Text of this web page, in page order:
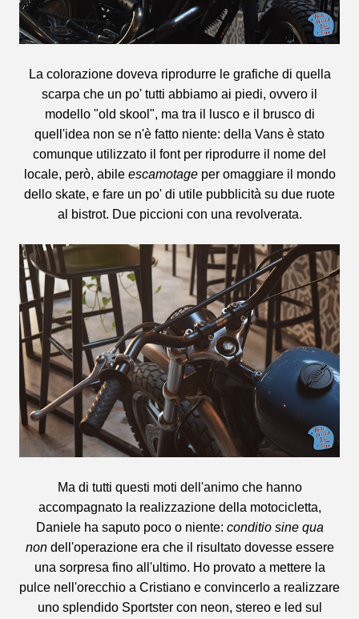
La colorazione doveva riprodurre le grafiche di quella
scarpa che un po' tutti abbiamo ai piedi, ovvero il
modello "old skool", ma tra il lusco e il brusco di
quell'idea non se n'è fatto niente: della Vans è stato
comunque utilizzato il font per riprodurre il nome del
locale, però, abile escamotageper omaggiare il mondo
dello skate, e fare un po' di utile pubblicità su due ruote
al bistrot. Due piccioni con una revolverata.
Ma di tutti questi moti dell'animo che hanno
accompagnato la realizzazione della motocicletta,
Daniele ha saputo poco o niente: conditio sine qua
nondell'operazione era che il risultato dovesse essere
una sorpresa fino all'ultimo. Ho provato a mettere la
pulce nell'orecchio a Cristiano e convincerlo a realizzare
uno splendido Sportster con neon, stereo e led sul